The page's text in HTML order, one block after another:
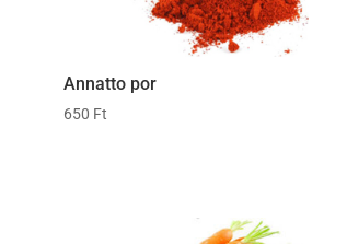
Annatto por
650 Ft